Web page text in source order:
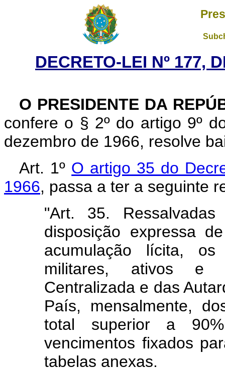
DECRETO-LEI Nº 177,
O PRESIDENTE DA
confere o § 2º do artigo 9º
dezembro de 1966, resolve
Art. 1º O artigo 35 do
1966, passa a ter a seguinte
"Art. 35.
disposição expressa
acumulação lícita,
militares, ativos e
Centralizada e das
País, mensalmente,
total superior a
vencimentos fixados
tabelas anexas.